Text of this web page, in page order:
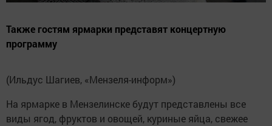
Также гостям ярмарки представят концертную
программу
(Ильдус Шагиев, «Мензеля-информ»)
На ярмарке в Мензелинске будут представлены все
виды ягод, фруктов и овощей, куриные яйца, свежее